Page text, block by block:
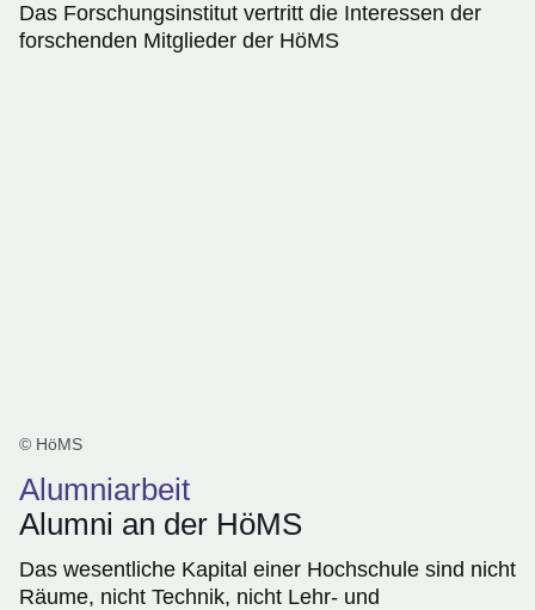
Das Forschungsinstitut vertritt die Interessen der
forschenden Mitglieder der HöMS
© HöMS
Alumniarbeit
Alumni an der HöMS
Das wesentliche Kapital einer Hochschule sind nicht
Räume, nicht Technik, nicht Lehr- und